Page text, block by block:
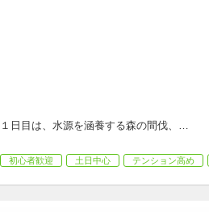
１日目は、水源を涵養する森の間伐、 …
初心者歓迎 土日中心 テンション高め